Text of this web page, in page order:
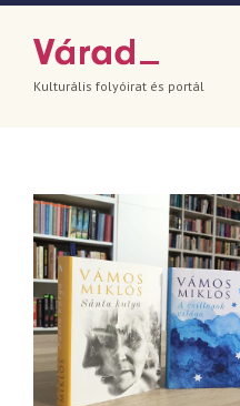
Kulturális folyóirat és portál